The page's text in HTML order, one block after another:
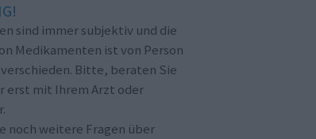
sind immer subjektiv und die
Medikamenten ist von Person
Bitte, beraten Sie
erst mit Ihrem Arzt oder
noch weitere Fragen über